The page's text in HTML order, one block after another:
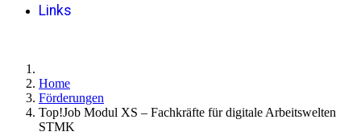
Links
Home
Förderungen
Top!Job Modul XS – Fachkräfte für digitale Arbeitswelten
STMK